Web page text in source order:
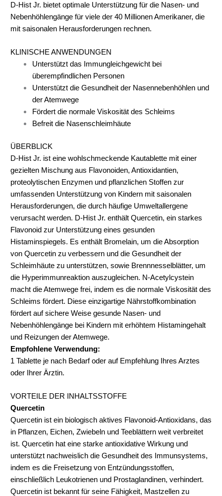
D-Hist Jr. bietet optimale Unterstützung für die Nasen- und
Nebenhöhlengänge für viele der 40 Millionen Amerikaner, die
mit saisonalen Herausforderungen rechnen.
KLINISCHE ANWENDUNGEN
Unterstützt das Immungleichgewicht bei
überempfindlichen Personen
Unterstützt die Gesundheit der Nasennebenhöhlen und
der Atemwege
Fördert die normale Viskosität des Schleims
Befreit die Nasenschleimhäute
ÜBERBLICK
D-Hist Jr. ist eine wohlschmeckende Kautablette mit einer
gezielten Mischung aus Flavonoiden, Antioxidantien,
proteolytischen Enzymen und pflanzlichen Stoffen zur
umfassenden Unterstützung von Kindern mit saisonalen
Herausforderungen, die durch häufige Umweltallergene
verursacht werden. D-Hist Jr. enthält Quercetin, ein starkes
Flavonoid zur Unterstützung eines gesunden
Histaminspiegels. Es enthält Bromelain, um die Absorption
von Quercetin zu verbessern und die Gesundheit der
Schleimhäute zu unterstützen, sowie Brennnesselblätter, um
die Hyperimmunreaktion auszugleichen. N-Acetylcystein
macht die Atemwege frei, indem es die normale Viskosität des
Schleims fördert. Diese einzigartige Nährstoffkombination
fördert auf sichere Weise gesunde Nasen- und
Nebenhöhlengänge bei Kindern mit erhöhtem Histamingehalt
und Reizungen der Atemwege.
Empfohlene Verwendung:
1 Tablette je nach Bedarf oder auf Empfehlung Ihres Arztes
oder Ihrer Ärztin.
VORTEILE DER INHALTSSTOFFE
Quercetin
Quercetin ist ein biologisch aktives Flavonoid-Antioxidans, das
in Pflanzen, Eichen, Zwiebeln und Teeblättern weit verbreitet
ist. Quercetin hat eine starke antioxidative Wirkung und
unterstützt nachweislich die Gesundheit des Immunsystems,
indem es die Freisetzung von Entzündungsstoffen,
einschließlich Leukotrienen und Prostaglandinen, verhindert.
Quercetin ist bekannt für seine Fähigkeit, Mastzellen zu